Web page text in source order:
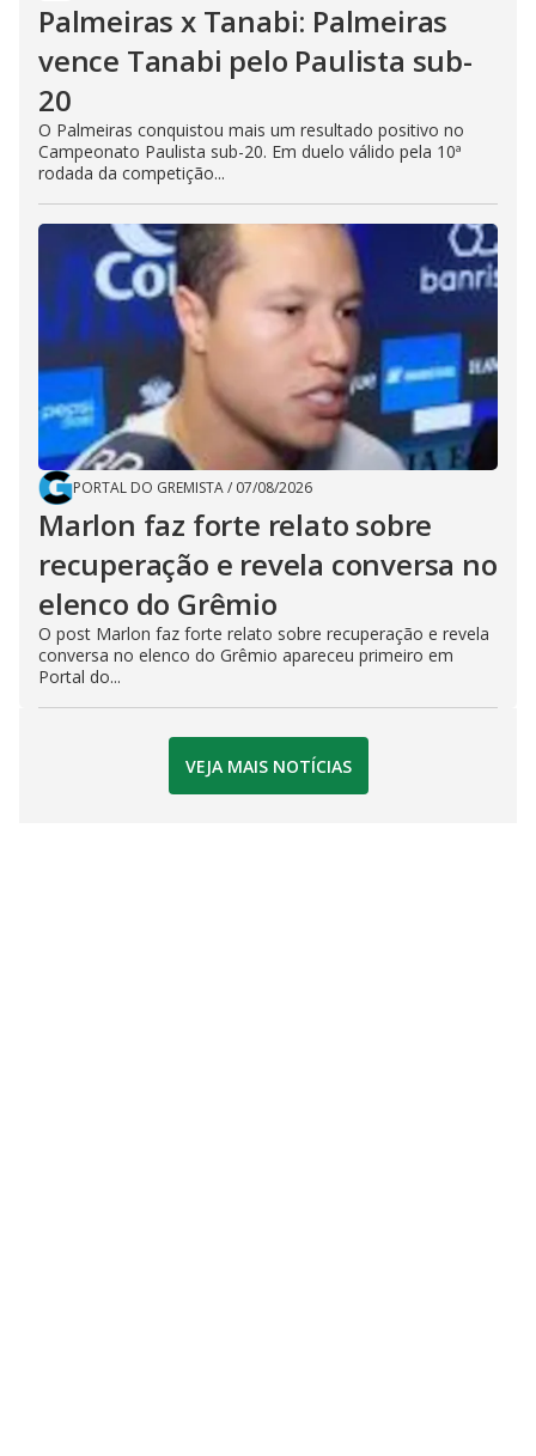
Palmeiras x Tanabi: Palmeiras
vence Tanabi pelo Paulista sub-
20
O Palmeiras conquistou mais um resultado positivo no
Campeonato Paulista sub-20. Em duelo válido pela 10ª
rodada da competição...
PORTAL DO GREMISTA/ 07/08/2026
Marlon faz forte relato sobre
recuperação e revela conversa no
elenco do Grêmio
O post Marlon faz forte relato sobre recuperação e revela
conversa no elenco do Grêmio apareceu primeiro em
Portal do...
VEJA MAIS NOTÍCIAS